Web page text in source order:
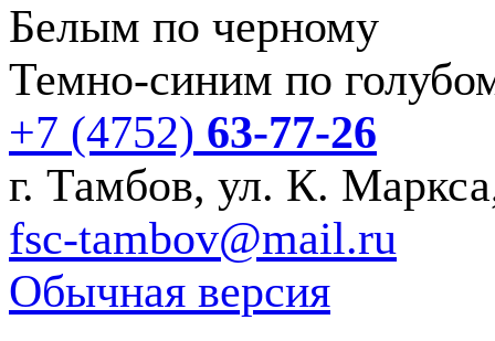
Белым по черному
Темно-синим по
+7 (4752) 63-77-26
г. Тамбов, ул. К.
fsc-tambov@mail.ru
Обычная версия